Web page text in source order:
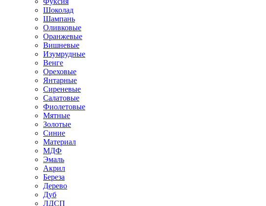
Шоколад
Шампань
Оливковые
Оранжевые
Вишневые
Изумрудные
Венге
Ореховые
Янтарные
Сиреневые
Салатовые
Фиолетовые
Мятные
Золотые
Синие
Материал
МДФ
Эмаль
Акрил
Береза
Дерево
Дуб
ЛДСП